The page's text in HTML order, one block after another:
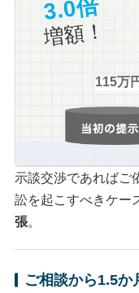
3.0倍
増額！
115万
示談交渉であればご
訟を起こすべきケー
張。
ご相談から1.5か